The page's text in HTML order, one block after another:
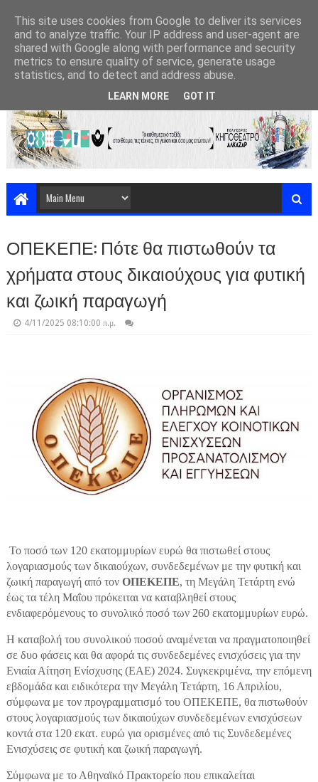
ΟΠΕΚΕΠΕ: Πότε θα πιστωθούν τα
χρήματα στους δικαιούχους για φυτική
και ζωική παραγωγή
4/11/2025 08:10:00 π.μ.
Το ποσό των 120 εκατομμυρίων ευρώ θα πιστωθεί στους
λογαριασμούς των δικαιούχων, συνδεδεμένων με την φυτική και
ζωική παραγωγή από τον ΟΠΕΚΕΠΕ, τη Μεγάλη Τετάρτη ενώ
έως τα τέλη Μαΐου πρόκειται να καταβληθεί στους
ενδιαφερόμενους το συνολικό ποσό των 260 εκατομμυρίων ευρώ.
Η καταβολή του συνολικού ποσού αναμένεται να πραγματοποιηθεί
σε δυο φάσεις και θα αφορά τις συνδεδεμένες ενισχύσεις για την
Ενιαία Αίτηση Ενίσχυσης (ΕΑΕ) 2024. Συγκεκριμένα, την επόμενη
εβδομάδα και ειδικότερα την Μεγάλη Τετάρτη, 16 Απριλίου,
σύμφωνα με τον προγραμματισμό του ΟΠΕΚΕΠΕ, θα πιστωθούν
στους λογαριασμούς των δικαιούχων συνδεδεμένων ενισχύσεων
κοντά στα 120 εκατ. ευρώ για ορισμένες από τις Συνδεδεμένες
Ενισχύσεις σε φυτική και ζωική παραγωγή.
Σύμφωνα με το Αθηναϊκό Πρακτορείο που επικαλείται
This site uses cookies from Google to deliver its services
and to analyze traffic. Your IP address and user-agent are
shared with Google along with performance and security
metrics to ensure quality of service, generate usage
statistics, and to detect and address abuse.
LEARN MORE GOT IT